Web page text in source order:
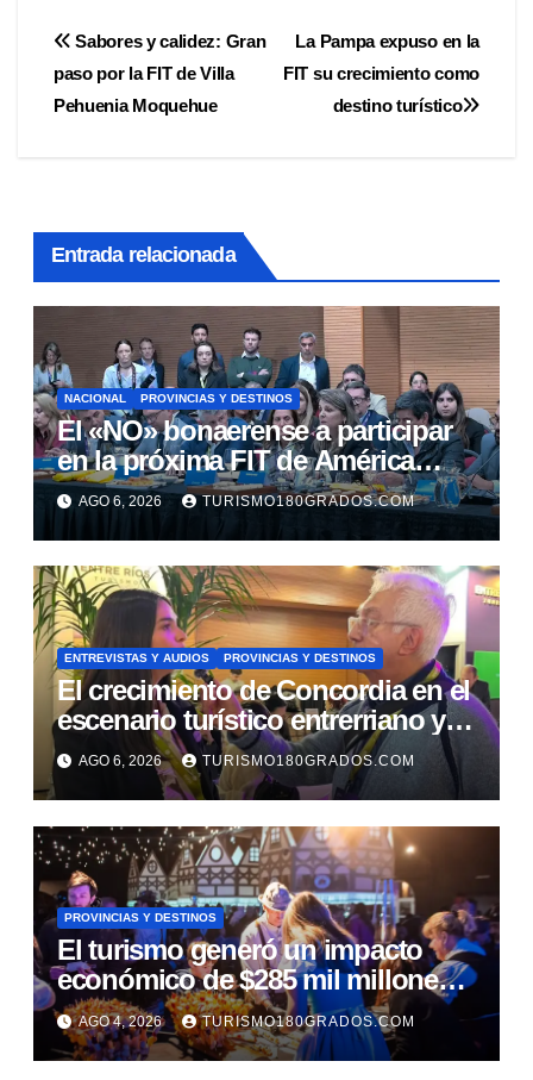
Navegación
de
La Pampa expuso en la
FIT su crecimiento como
destino turístico
Sabores y calidez: Gran
paso por la FIT de Villa
Pehuenia Moquehue
Entrada relacionada
NACIONAL PROVINCIAS Y DESTINOS
El «NO» bonaerense a participar
en la próxima FIT de América
Latina
AGO 6, 2026 TURISMO180GRADOS.COM
ENTREVISTAS Y AUDIOS PROVINCIAS Y DESTINOS
El crecimiento de Concordia en el
escenario turístico entrerriano y
nacional
AGO 6, 2026 TURISMO180GRADOS.COM
PROVINCIAS Y DESTINOS
El turismo generó un impacto
económico de $285 mil millones
durante las vacaciones de
invierno en Córdoba
AGO 4, 2026 TURISMO180GRADOS.COM